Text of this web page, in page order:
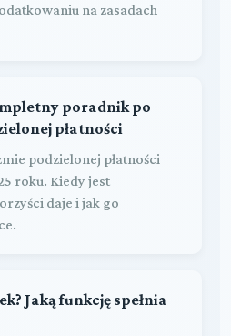
na zasadach
poradnik po
płatności
podzielonej płatności
roku. Kiedy jest
daje i jak go
Jaką funkcję spełnia